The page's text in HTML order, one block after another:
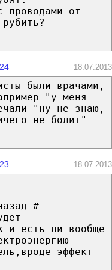
от
18.07.2013
были врачами,
"у меня
"ну не знаю,
не болит"
18.07.2013
#
и есть ли вообще
эффект